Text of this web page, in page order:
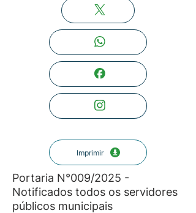
Imprimir
Portaria N°009/2025 -
Notificados todos os servidores
públicos municipais